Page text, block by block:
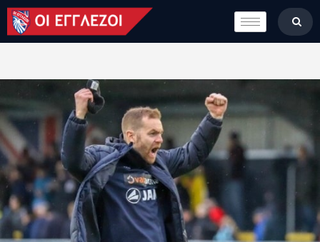
LONDON CALLING
ΚΑΤΗΓΟΡΙΕΣ
ΒΑΘΜΟΛΟΓΙΕΣ
ΟΜΑΔΕΣ
ΠΟΙΟΙ ΕΙΜΑΣΤΕ